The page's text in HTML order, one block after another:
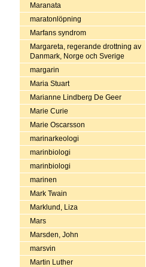
Maranata
maratonlöpning
Marfans syndrom
Margareta, regerande drottning av
Danmark, Norge och Sverige
margarin
Maria Stuart
Marianne Lindberg De Geer
Marie Curie
Marie Oscarsson
marinarkeologi
marinbiologi
marinbiologi
marinen
Mark Twain
Marklund, Liza
Mars
Marsden, John
marsvin
Martin Luther